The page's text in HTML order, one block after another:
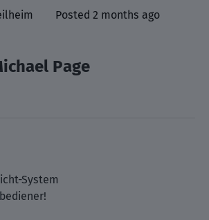
Posted 2 months ago
Page
System